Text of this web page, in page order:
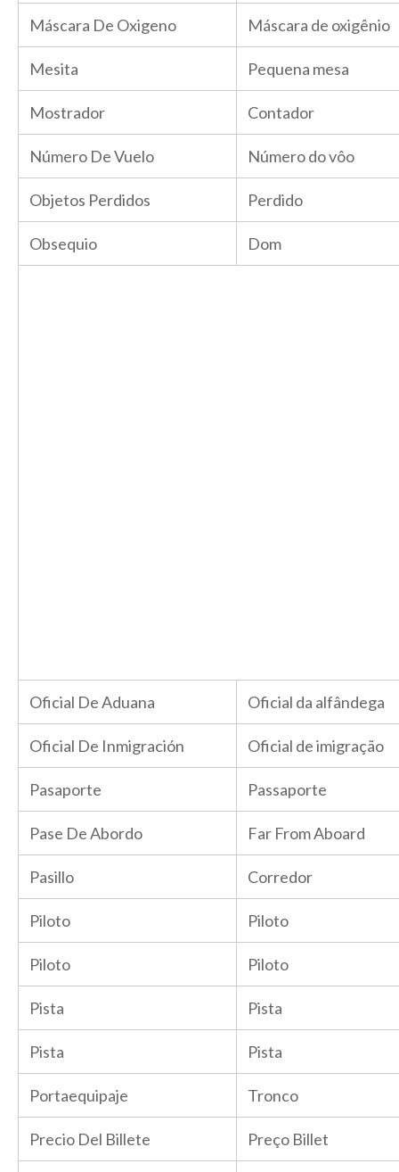
Máscara De Oxigeno Máscara de oxigênio
Mesita Pequena mesa
Mostrador Contador
Número De Vuelo Número do vôo
Objetos Perdidos Perdido
Obsequio Dom
Oficial De Aduana Oficial da alfândega
Oficial De Inmigración Oficial de imigração
Pasaporte Passaporte
Pase De Abordo Far From Aboard
Pasillo Corredor
Piloto Piloto
Piloto Piloto
Pista Pista
Pista Pista
Portaequipaje Tronco
Precio Del Billete Preço Billet